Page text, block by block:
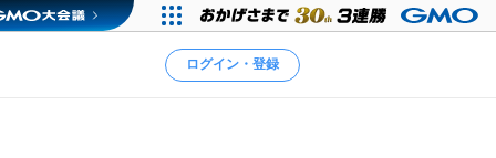
ログイン・登録